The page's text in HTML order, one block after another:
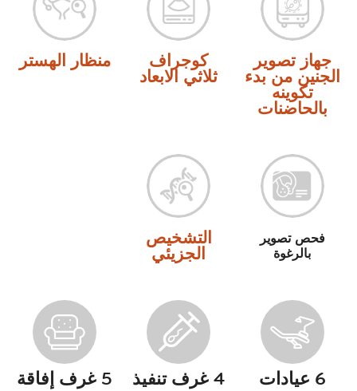
جهاز تصوير
الجنين من بدء
تكوينه
بالحاضنات
كوجراف
ثلاثي الابعاد
منظار الهستر
فحص تصوير
بالرغوة
التشخيص
الجزيئي
6 عيادات 4 غرف تنفيذ 5 غرف إفاقة